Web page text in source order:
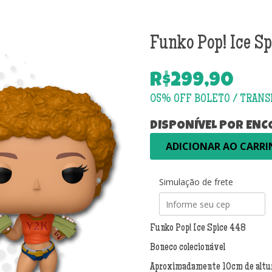
Funko Pop! Ice
R$299,90
DISPONÍVEL POR
Pop!
Spice
448
quantidade
ADICIONAR AO
Simulação de frete
Funko Pop! Ice Spice 448
Boneco colecionável
Aproximadamente 10cm de